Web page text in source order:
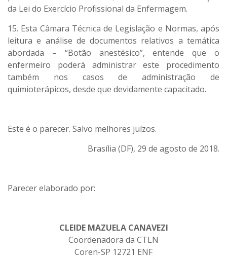
da Lei do Exercício Profissional da Enfermagem.
15. Esta Câmara Técnica de Legislação e Normas, após
leitura e análise de documentos relativos a temática
abordada – “Botão anestésico”, entende que o
enfermeiro poderá administrar este procedimento
também nos casos de administração de
quimioterápicos, desde que devidamente capacitado.
Este é o parecer. Salvo melhores juízos.
Brasília (DF), 29 de agosto de 2018.
Parecer elaborado por:
CLEIDE MAZUELA CANAVEZI
Coordenadora da CTLN
Coren-SP 12721 ENF